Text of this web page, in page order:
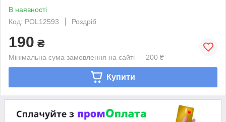
В наявності
Код: POL12593
Роздріб
190 ₴
Мінімальна сума замовлення на сайті — 200 ₴
Купити